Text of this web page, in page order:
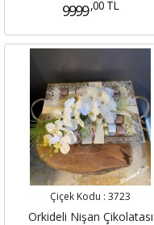
9999 ,00 TL
Çiçek Kodu : 3723
Orkideli Nişan Çikolatası